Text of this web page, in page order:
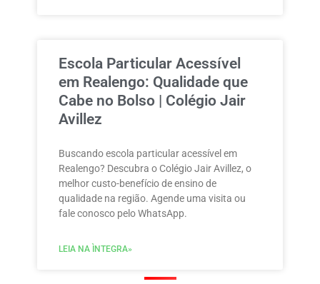
Escola Particular Acessível
em Realengo: Qualidade que
Cabe no Bolso | Colégio Jair
Avillez
Buscando escola particular acessível em
Realengo? Descubra o Colégio Jair Avillez, o
melhor custo-benefício de ensino de
qualidade na região. Agende uma visita ou
fale conosco pelo WhatsApp.
LEIA NA ÌNTEGRA»